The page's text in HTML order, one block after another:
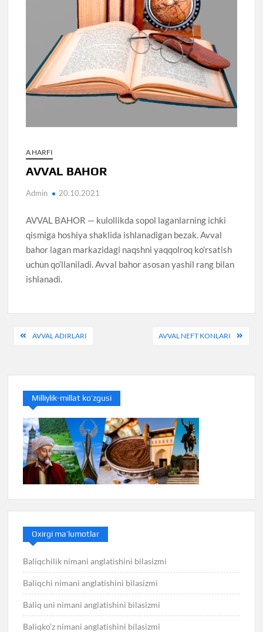
A HARFI
AVVAL BAHOR
Admin 20.10.2021
AVVAL BAHOR — kulollikda sopol laganlarning ichki
qismiga hoshiya shaklida ishlanadigan bezak. Avval
bahor lagan markazidagi naqshni yaqqolroq ko’rsatish
uchun qo’llaniladi. Avval bahor asosan yashil rang bilan
ishlanadi.
PostAVVAL ADIRLARI AVVAL NEFT KONLARI
Milliylik-millat ko’zgusi
Oxirgi ma’lumotlar
Baliqchilik nimani anglatishini bilasizmi
Baliqchi nimani anglatishini bilasizmi
Baliq uni nimani anglatishini bilasizmi
Baliqko’z nimani anglatishini bilasizmi